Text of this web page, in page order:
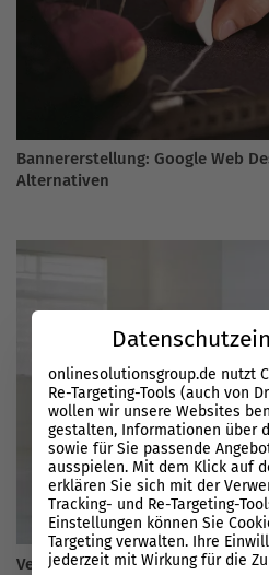
Bannererstellung: Google Web
Alternativen
Verbesserung des AdWords
onlinesolutionsgroup.de nutzt
Re-Targeting-Tools (auch von
wollen wir unsere Websites
gestalten, Informationen über
sowie für Sie passende
ausspielen. Mit dem Klick auf
erklären Sie sich mit der
Tracking- und Re-Targeting-
Einstellungen können Sie
Targeting verwalten. Ihre
jederzeit mit Wirkung für die